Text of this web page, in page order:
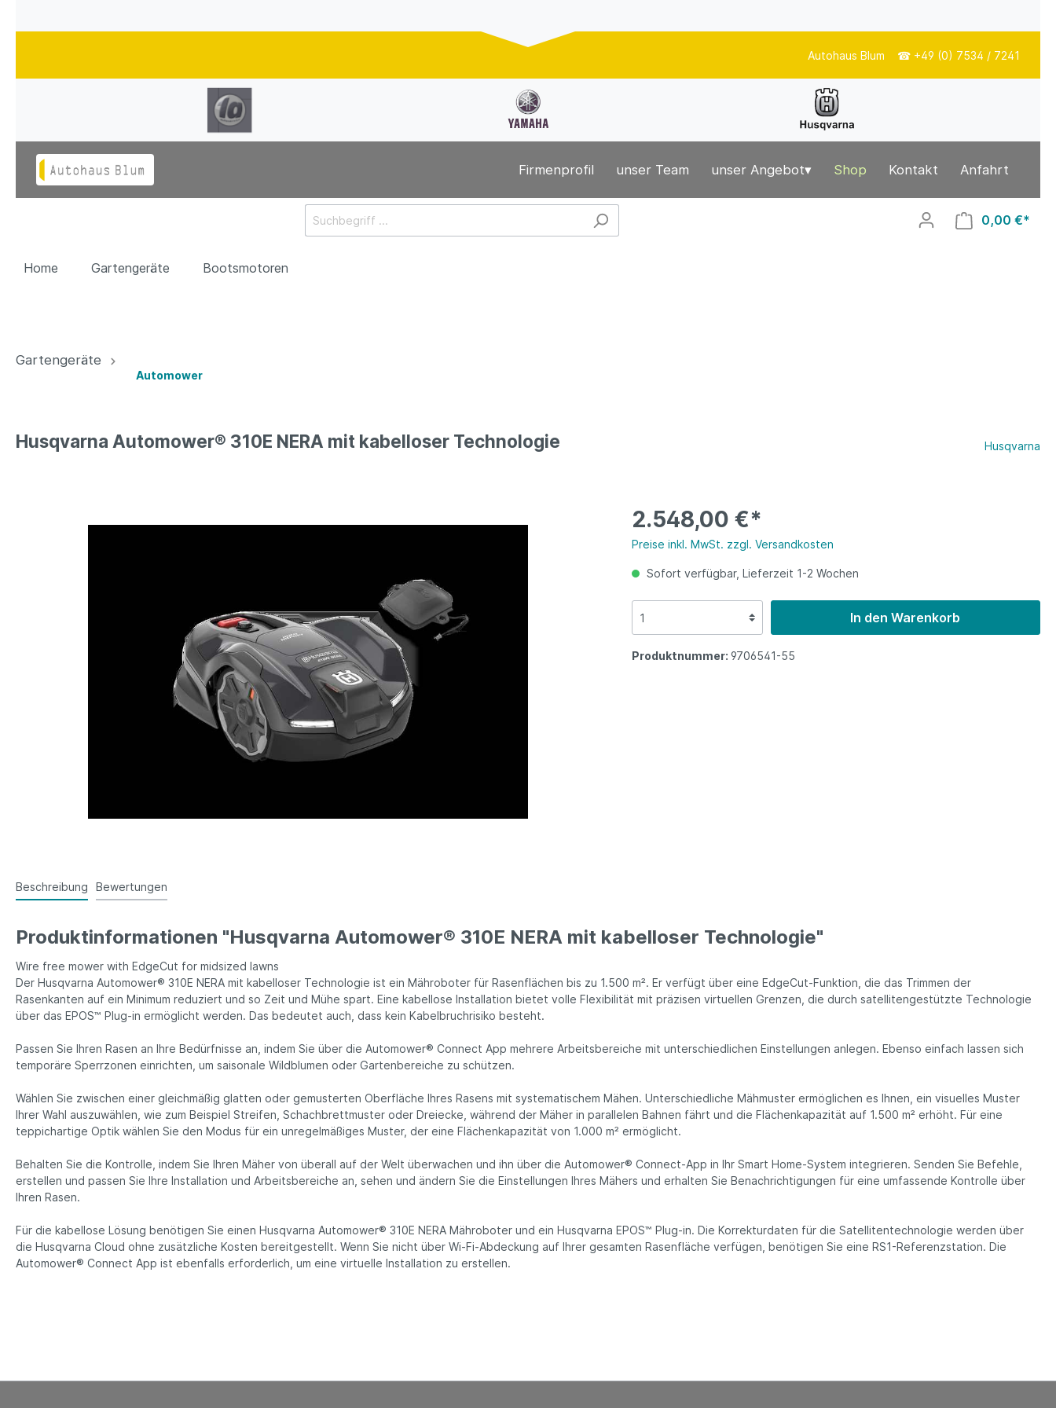
Autohaus Blum ☎ +49 (0) 7534 / 7241
Firmenprofil unser Team unser Angebot▾ Shop Kontakt Anfahrt
0,00 €*
Home Gartengeräte Bootsmotoren
Automower
Gartengeräte
Automower
Husqvarna Automower® 310E NERA mit kabelloser Technologie Husqvarna
2.548,00 €*
Preise inkl. MwSt. zzgl. Versandkosten
Sofort verfügbar, Lieferzeit 1-2 Wochen
In den Warenkorb
Produktnummer: 9706541-55
Beschreibung Bewertungen
Produktinformationen "Husqvarna Automower® 310E NERA mit kabelloser Technologie"
Wire free mower with EdgeCut for midsized lawns
Der Husqvarna Automower® 310E NERA mit kabelloser Technologie ist ein Mähroboter für Rasenflächen bis zu 1.500 m². Er verfügt über eine EdgeCut-Funktion, die das Trimmen der
Rasenkanten auf ein Minimum reduziert und so Zeit und Mühe spart. Eine kabellose Installation bietet volle Flexibilität mit präzisen virtuellen Grenzen, die durch satellitengestützte Technologie
über das EPOS™ Plug-in ermöglicht werden. Das bedeutet auch, dass kein Kabelbruchrisiko besteht.
Passen Sie Ihren Rasen an Ihre Bedürfnisse an, indem Sie über die Automower® Connect App mehrere Arbeitsbereiche mit unterschiedlichen Einstellungen anlegen. Ebenso einfach lassen sich
temporäre Sperrzonen einrichten, um saisonale Wildblumen oder Gartenbereiche zu schützen.
Wählen Sie zwischen einer gleichmäßig glatten oder gemusterten Oberfläche Ihres Rasens mit systematischem Mähen. Unterschiedliche Mähmuster ermöglichen es Ihnen, ein visuelles Muster
Ihrer Wahl auszuwählen, wie zum Beispiel Streifen, Schachbrettmuster oder Dreiecke, während der Mäher in parallelen Bahnen fährt und die Flächenkapazität auf 1.500 m² erhöht. Für eine
teppichartige Optik wählen Sie den Modus für ein unregelmäßiges Muster, der eine Flächenkapazität von 1.000 m² ermöglicht.
Behalten Sie die Kontrolle, indem Sie Ihren Mäher von überall auf der Welt überwachen und ihn über die Automower® Connect-App in Ihr Smart Home-System integrieren. Senden Sie Befehle,
erstellen und passen Sie Ihre Installation und Arbeitsbereiche an, sehen und ändern Sie die Einstellungen Ihres Mähers und erhalten Sie Benachrichtigungen für eine umfassende Kontrolle über
Ihren Rasen.
Für die kabellose Lösung benötigen Sie einen Husqvarna Automower® 310E NERA Mähroboter und ein Husqvarna EPOS™ Plug-in. Die Korrekturdaten für die Satellitentechnologie werden über
die Husqvarna Cloud ohne zusätzliche Kosten bereitgestellt. Wenn Sie nicht über Wi-Fi-Abdeckung auf Ihrer gesamten Rasenfläche verfügen, benötigen Sie eine RS1-Referenzstation. Die
Automower® Connect App ist ebenfalls erforderlich, um eine virtuelle Installation zu erstellen.